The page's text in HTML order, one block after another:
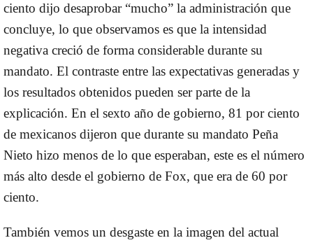
ciento dijo desaprobar “mucho” la administración que
concluye, lo que observamos es que la intensidad
negativa creció de forma considerable durante su
mandato. El contraste entre las expectativas generadas y
los resultados obtenidos pueden ser parte de la
explicación. En el sexto año de gobierno, 81 por ciento
de mexicanos dijeron que durante su mandato Peña
Nieto hizo menos de lo que esperaban, este es el número
más alto desde el gobierno de Fox, que era de 60 por
ciento.
También vemos un desgaste en la imagen del actual